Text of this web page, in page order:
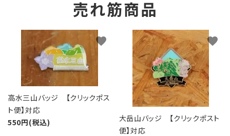
売れ筋商品
高水三山バッジ 【クリックポス
ト便】対応
550円(税込)
favorite
大岳山バッジ 【クリックポスト
便】対応
favorite